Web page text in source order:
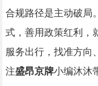
合规路径是主动破局
式，善用政策红利，
服务出行，找准方向
注盛昂京牌小编沐沐